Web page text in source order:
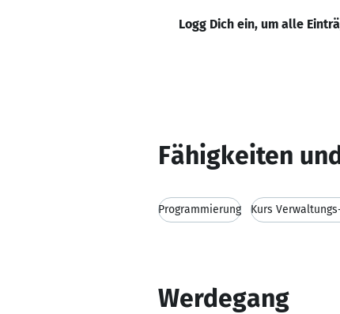
Logg Dich ein, um alle
Fähigkeiten
Programmierung Kurs
Werdegang